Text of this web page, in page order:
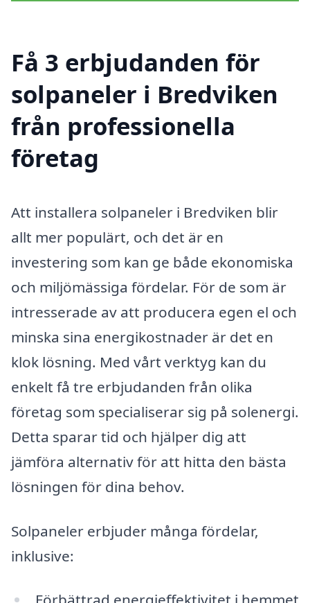
Få 3 erbjudanden för
solpaneler i Bredviken
från professionella
företag
Att installera solpaneler i Bredviken blir
allt mer populärt, och det är en
investering som kan ge både ekonomiska
och miljömässiga fördelar. För de som är
intresserade av att producera egen el och
minska sina energikostnader är det en
klok lösning. Med vårt verktyg kan du
enkelt få tre erbjudanden från olika
företag som specialiserar sig på solenergi.
Detta sparar tid och hjälper dig att
jämföra alternativ för att hitta den bästa
lösningen för dina behov.
Solpaneler erbjuder många fördelar,
inklusive: